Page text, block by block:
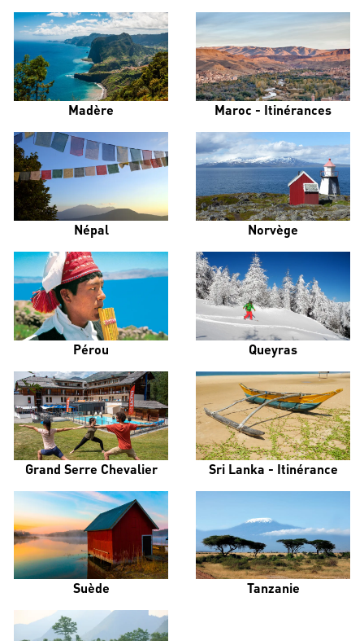
Madère Maroc - Itinérances
Népal Norvège
Pérou Queyras
Grand Serre Chevalier Sri Lanka - Itinérance
Suède Tanzanie